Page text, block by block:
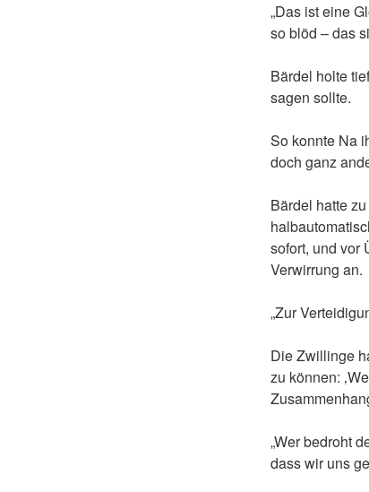
„Das ist eine
so blöd – das
Bärdel holte
sagen sollte.
So konnte Na
doch ganz
Bärdel hatte
sofort, und vor
Verwirrung an.
„Zur
Die Zwillinge
zu können:
„Wer bedroht
dass wir uns